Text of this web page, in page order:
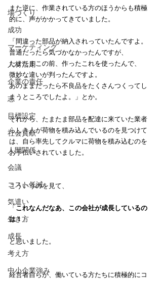
場づくり
成功
マーケティング
人材活用
企業の責任
志
目標設定
社会貢献
人間関係
会議
コスト低減
気遣い
生き方
成長
考え方
中小企業強み
また逆に、作業されている方のほうからも積極
的に、声がかかってきていました。
「間違った部品が納入されっていたんですよ。
普通だったら気づかなかったんですが、
たまたまこの前、作ったこれを使ったんで、
微妙な違いが判ったんですよ。
あのままだったら不良品をたくさんつくってし
まうところでしたよ。」とか。
それから、たまたま部品を配達に来ていた業者
らしき人が荷物を積み込んでいるのを見つけて
は、自ら率先してクルマに荷物を積み込むのを
お手伝いされていました。
こういうのを見て、
「 これなんだなあ、この会社が成長しているの
は！」
と思いました。
経営者自らが、働いている方たちに積極的にコ